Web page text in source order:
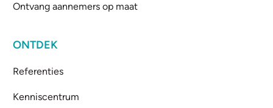
Ontvang aannemers op maat
ONTDEK
Referenties
Kenniscentrum